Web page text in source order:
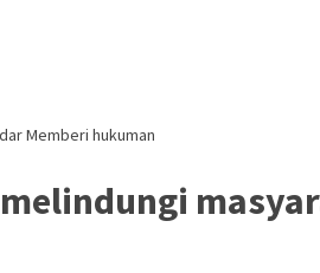
Memberi hukuman